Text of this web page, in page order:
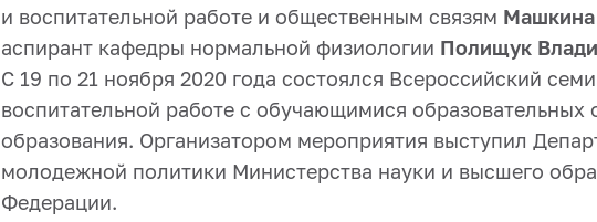
и воспитательной работе и общественным связям Машкина
аспирант кафедры нормальной физиологии Полищук
С 19 по 21 ноября 2020 года состоялся Всероссийский
воспитательной работе с обучающимися образовательных
образования. Организатором мероприятия выступил
молодежной политики Министерства науки и высшего
Федерации.